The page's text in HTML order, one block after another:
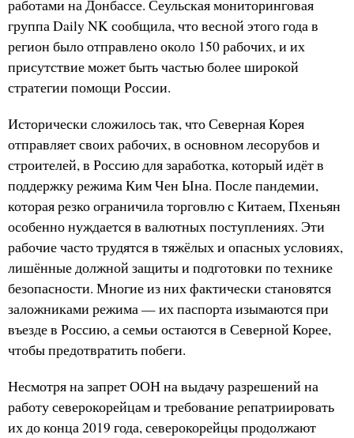
работами на Донбассе. Сеульская мониторинговая
группа Daily NK сообщила, что весной этого года в
регион было отправлено около 150 рабочих, и их
присутствие может быть частью более широкой
стратегии помощи России.
Исторически сложилось так, что Северная Корея
отправляет своих рабочих, в основном лесорубов и
строителей, в Россию для заработка, который идёт в
поддержку режима Ким Чен Ына. После пандемии,
которая резко ограничила торговлю с Китаем, Пхеньян
особенно нуждается в валютных поступлениях. Эти
рабочие часто трудятся в тяжёлых и опасных условиях,
лишённые должной защиты и подготовки по технике
безопасности. Многие из них фактически становятся
заложниками режима — их паспорта изымаются при
въезде в Россию, а семьи остаются в Северной Корее,
чтобы предотвратить побеги.
Несмотря на запрет ООН на выдачу разрешений на
работу северокорейцам и требование репатриировать
их до конца 2019 года, северокорейцы продолжают